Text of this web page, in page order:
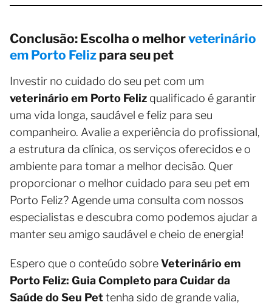
Conclusão: Escolha o melhorveterinário
em Porto Feliz para seu pet
Investir no cuidado do seu pet com um
veterinário em Porto Feliz qualificado é garantir
uma vida longa, saudável e feliz para seu
companheiro. Avalie a experiência do profissional,
a estrutura da clínica, os serviços oferecidos e o
ambiente para tomar a melhor decisão. Quer
proporcionar o melhor cuidado para seu pet em
Porto Feliz? Agende uma consulta com nossos
especialistas e descubra como podemos ajudar a
manter seu amigo saudável e cheio de energia!
Espero que o conteúdo sobreVeterinário em
Porto Feliz: Guia Completo para Cuidar da
Saúde do Seu Pettenha sido de grande valia,